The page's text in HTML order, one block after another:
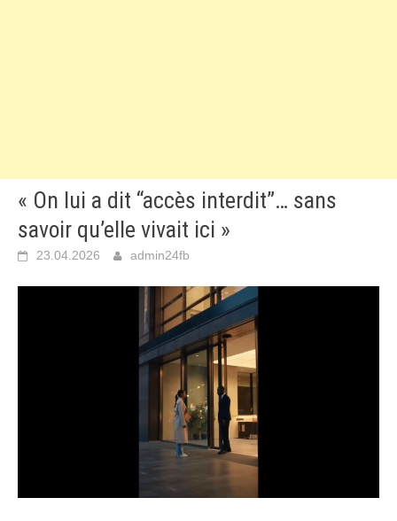
« On lui a dit “accès interdit”… sans
savoir qu’elle vivait ici »
23.04.2026 admin24fb